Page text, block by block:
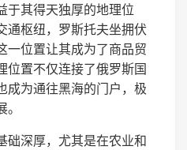
于其得天独厚的地理位
通枢纽，罗斯托夫坐拥伏
一位置让其成为了商品贸
位置不仅连接了俄罗斯国
成为通往黑海的门户，极
础深厚，尤其是在农业和